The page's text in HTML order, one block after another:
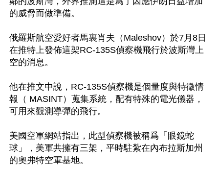
的威脅而做準備。
俄羅斯航空愛好者馬裏肖夫（Maleshov）於7月8日
在推特上發佈這架RC-135S偵察機飛行於波斯灣上
空的消息。
他在推文中說，RC-135S偵察機是個量度與特徵情
報（ MASINT）蒐集系統，配有特殊的電光儀器，
可用來觀測導彈的飛行。
美國空軍網站指出，此型偵察機被稱爲「眼鏡蛇
球」，美軍共擁有三架，平時駐紮在內布拉斯加州
的奧弗特空軍基地。